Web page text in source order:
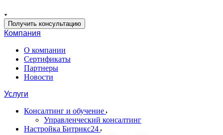
Получить консультацию
Компания
О компании
Сертификаты
Партнеры
Новости
Услуги
Консалтинг и обучение
Управленческий консалтинг
Настройка Битрикс24